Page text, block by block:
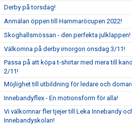
Derby på torsdag!
Anmälan öppen till Hammaröcupen 2022!
Skoghallsmössan - den perfekta julklappen!
Välkomna på derby imorgon onsdag 3/11!
Passa på att köpa t-shirtar med mera till
2/11!
Möjlighet till utbildning för ledare och
Innebandyflex - En motionsform för alla!
Vi välkomnar fler tjejer till Leka Innebandy
Innebandyskolan!